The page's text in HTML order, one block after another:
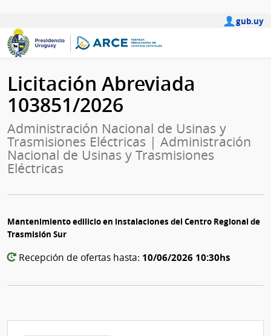
gub.uy
Licitación Abreviada
103851/2026
Administración Nacional de Usinas y
Trasmisiones Eléctricas | Administración
Nacional de Usinas y Trasmisiones
Eléctricas
Mantenimiento edilicio en instalaciones del Centro Regional de
Trasmisión Sur
Recepción de ofertas hasta: 10/06/2026 10:30hs